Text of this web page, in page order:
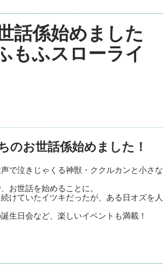
話係始めました
もふスローライ
のお世話係始めました！
で泣きじゃくる神獣・ククルカンと小さな
お世話を始めることに。
けていたイツキだったが、ある日オズを人
生日会など、楽しいイベントも満載！